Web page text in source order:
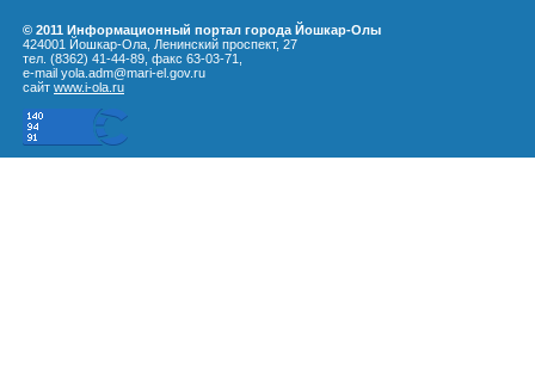
© 2011 Информационный портал города Йошкар-Олы
424001 Йошкар-Ола, Ленинский проспект, 27
тел. (8362) 41-44-89, факс 63-03-71,
e-mail yola.adm@mari-el.gov.ru
сайт www.i-ola.ru